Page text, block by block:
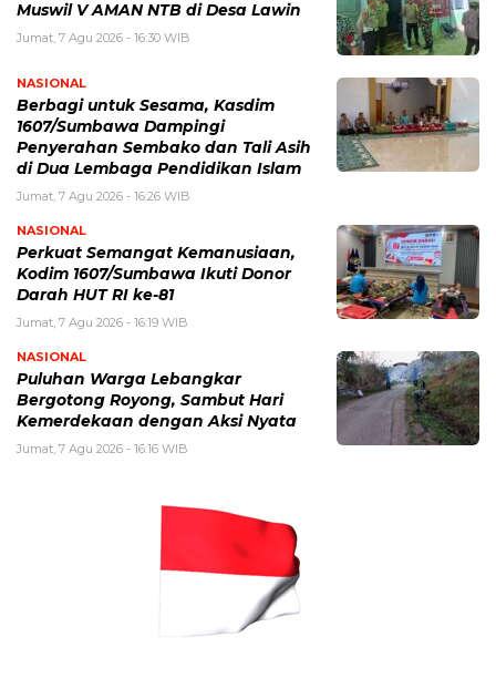
Muswil V AMAN NTB di Desa Lawin
Jumat, 7 Agu 2026 - 16:30 WIB
NASIONAL
Berbagi untuk Sesama, Kasdim
1607/Sumbawa Dampingi
Penyerahan Sembako dan Tali Asih
di Dua Lembaga Pendidikan Islam
Jumat, 7 Agu 2026 - 16:26 WIB
NASIONAL
Perkuat Semangat Kemanusiaan,
Kodim 1607/Sumbawa Ikuti Donor
Darah HUT RI ke-81
Jumat, 7 Agu 2026 - 16:19 WIB
NASIONAL
Puluhan Warga Lebangkar
Bergotong Royong, Sambut Hari
Kemerdekaan dengan Aksi Nyata
Jumat, 7 Agu 2026 - 16:16 WIB